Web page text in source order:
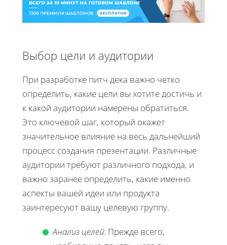
Выбор цели и аудитории
При разработке питч дека важно четко
определить, какие цели вы хотите достичь и
к какой аудитории намерены обратиться.
Это ключевой шаг, который окажет
значительное влияние на весь дальнейший
процесс создания презентации. Различные
аудитории требуют различного подхода, и
важно заранее определить, какие именно
аспекты вашей идеи или продукта
заинтересуют вашу целевую группу.
Анализ целей: Прежде всего,